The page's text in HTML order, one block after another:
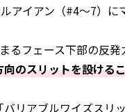
アイアン（#4〜7）に
るフェース下部の反
のスリットを設ける
リアブルワイズスリ